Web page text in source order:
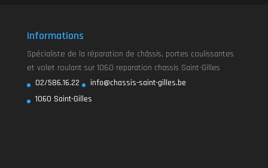
Informations
Spécialiste de la réparation de châssis, portes coulissantes
et volet roulant sur 1060 reparation chassis Saint-Gilles
02/586.16.22
info@chassis-saint-gilles.be
1060 Saint-Gilles